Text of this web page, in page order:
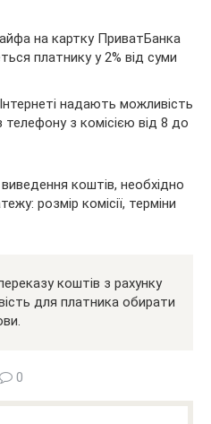
на картку ПриватБанка
платнику у 2% від суми
надають можливість
з комісією від 8 до
коштів, необхідно
розмір комісії, терміни
коштів з рахунку
для платника обирати
0